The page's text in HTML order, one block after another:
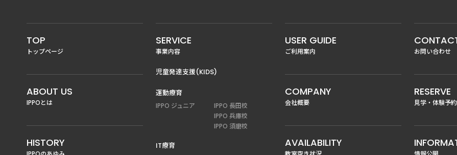
TOP
トップページ
ABOUT US
IPPOとは
HISTORY
SERVICE
事業内容
児童発達支援(KIDS)
運動療育
IPPO ジュニア
IPPO 長田校
IPPO 兵庫校
IPPO 須磨校
IT療育
USER GUIDE
ご利用案内
COMPANY
会社概要
AVAILABILITY
お問い合わせ
RESERVE
見学・体験予約